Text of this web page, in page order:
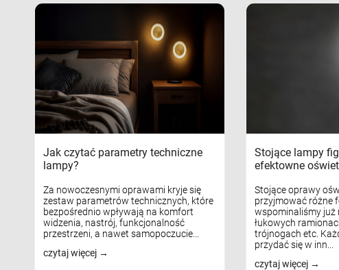
Jak czytać parametry techniczne
lampy?
Za nowoczesnymi oprawami kryje się
zestaw parametrów technicznych, które
bezpośrednio wpływają na komfort
widzenia, nastrój, funkcjonalność
przestrzeni, a nawet samopoczucie...
czytaj więcej
Stojące lampy
efektowne
Stojące oprawy
przyjmować różne
wspominaliśmy już
łukowych
trójnogach etc.
przydać się w inn...
czytaj więcej